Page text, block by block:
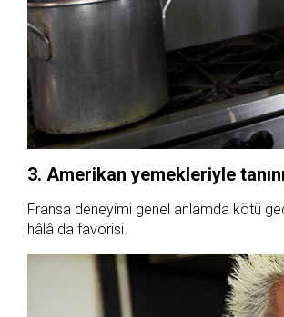
3. Amerikan yemekleriyle
Fransa deneyimi genel anlamda kötü
hâlâ da favorisi.